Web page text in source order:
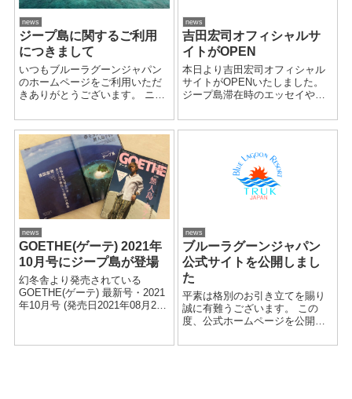
news
ジープ島に関するご利用
につきまして
いつもブルーラグーンジャパン
のホームページをご利用いただ
きありがとうございます。 ニュ
により、これから初めて取り扱
う旅行会社様から特に下記につ
いてのお問い合わせが多数ある
状況です。 ・現地到着からの大
まかな流...
news
吉田宏司オフィシャルサ
イトがOPEN
本日より吉田宏司オフィシャル
サイトがOPENいたしました。
ジープ島滞在時のエッセイやイ
談や吉田の散歩コースの紹介な
どなどとてもプライベートな情
んください。 吉...
news
GOETHE(ゲーテ) 2021年
10月号にジープ島が登場
幻冬舎より発売されている
GOETHE(ゲーテ) 最新号・2021
年10月号 (発売日2021年08月25
news
ブルーラグーンジャパン
公式サイトを公開しまし
た
平素は格別のお引き立てを賜り
誠に有難うございます。 この
度、公式ホームページを公開し
らびにブルーラグーンリゾート